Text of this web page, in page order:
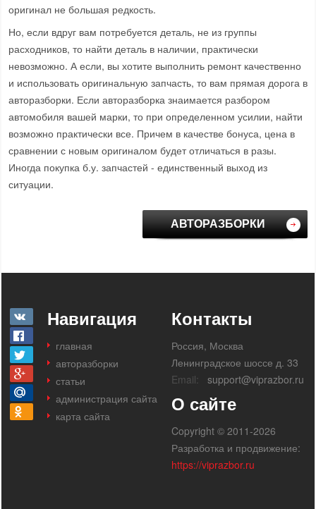
оригинал не большая редкость.
Но, если вдруг вам потребуется деталь, не из группы
расходников, то найти деталь в наличии, практически
невозможно. А если, вы хотите выполнить ремонт качественно
и использовать оригинальную запчасть, то вам прямая дорога в
авторазборки. Если авторазборка знаимается разбором
автомобиля вашей марки, то при определенном усилии, найти
возможно практически все. Причем в качестве бонуса, цена в
сравнении с новым оригиналом будет отличаться в разы.
Иногда покупка б.у. запчастей - единственный выход из
ситуации.
АВТОРАЗБОРКИ
Навигация
главная
авторазборки
статьи
администрация сайта
карта сайта
Контакты
Россия, Москва
Ленинградское шоссе д. 33
Email:
support@viprazbor.ru
О сайте
Copyright © 2011-2026
Разработка и продвижение:
https://viprazbor.ru